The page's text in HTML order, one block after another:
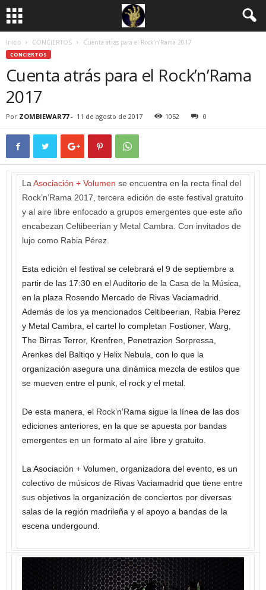
Inicio CONCIERTOS Cuenta atrás para el Rock’n’Rama 2017
CONCIERTOS
Cuenta atrás para el Rock’n’Rama
2017
Por ZOMBIEWAR77- 11 de agosto de 2017 1052 0
La Asociación + Volumen se encuentra en la recta final del
Rock’n’Rama 2017, tercera edición de este festival gratuito
y al aire libre enfocado a grupos emergentes que este año
encabezan Celtibeerian y Metal Cambra. Con invitados de
lujo como Rabia Pérez.
Esta edición el festival se celebrará el 9 de septiembre a
partir de las 17:30 en el Auditorio de la Casa de la Música,
en la plaza Rosendo Mercado de Rivas Vaciamadrid.
Además de los ya mencionados Celtibeerian, Rabia Perez
y Metal Cambra, el cartel lo completan Fostioner, Warg,
The Birras Terror, Krenfren, Penetrazion Sorpressa,
Arenkes del Baltiqo y Helix Nebula, con lo que la
organización asegura una dinámica mezcla de estilos que
se mueven entre el punk, el rock y el metal.
De esta manera, el Rock’n’Rama sigue la línea de las dos
ediciones anteriores, en la que se apuesta por bandas
emergentes en un formato al aire libre y gratuito.
La Asociación + Volumen, organizadora del evento, es un
colectivo de músicos de Rivas Vaciamadrid que tiene entre
sus objetivos la organización de conciertos por diversas
salas de la región madrileña y el apoyo a bandas de la
escena undergound.